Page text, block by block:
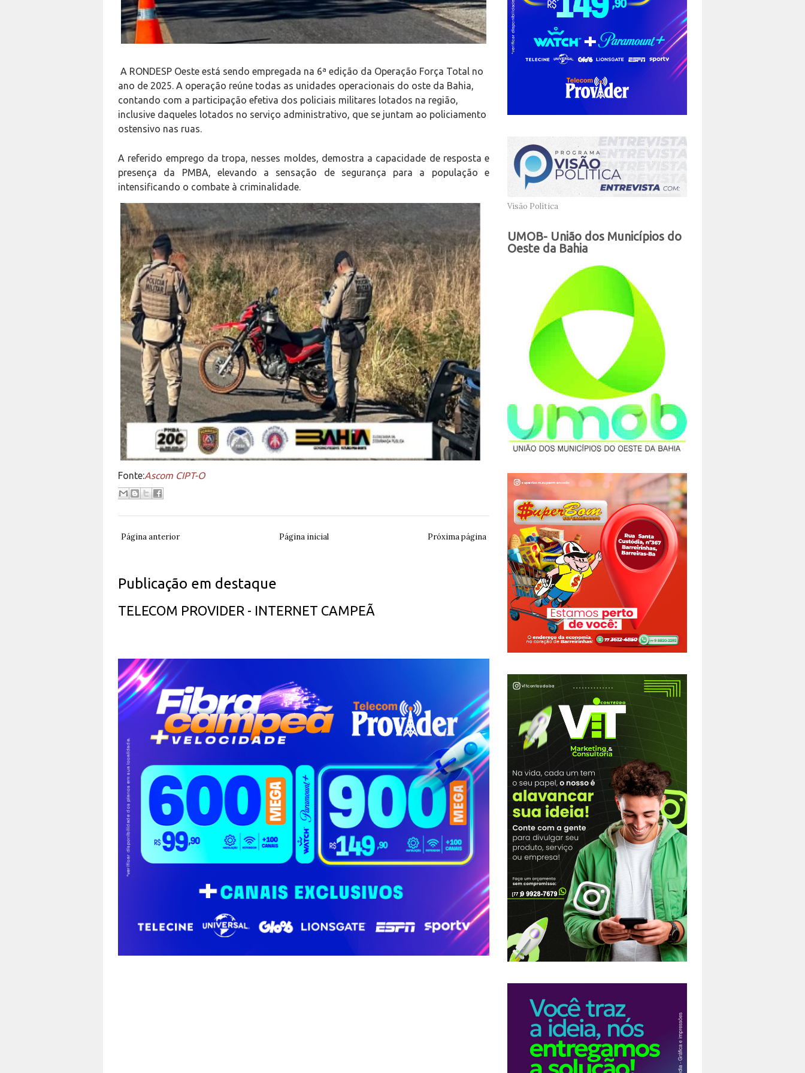
A RONDESP Oeste está sendo empregada na 6ª edição da Operação Força Total no
ano de 2025. A operação reúne todas as unidades operacionais do oste da Bahia,
contando com a participação efetiva dos policiais militares lotados na região,
inclusive daqueles lotados no serviço administrativo, que se juntam ao policiamento
ostensivo nas ruas.
A referido emprego da tropa, nesses moldes, demostra a capacidade de resposta e
presença da PMBA, elevando a sensação de segurança para a população e
intensificando o combate à criminalidade.
Fonte:Ascom CIPT-O
Página anterior Próxima página
Página inicial
Publicação em destaque
TELECOM PROVIDER - INTERNET CAMPEÃ
Visão Política
UMOB- União dos Municípios do
Oeste da Bahia